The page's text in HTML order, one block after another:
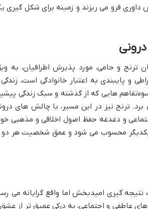
فرو می ریزند و زمینه برای شکل گیری
و حامی، مورد پذیرش اطرافیان، به
و پایبندی به اعتبار خانوادگی است،
هایی که از گذشته و سبک زندگی
ترنج نیز در این مسیر، با چالش های
و دغدغه حفظ اصول اخلاقی و مذهبی
یکدیگر محسوب می شود و عمق شخصیت هر دو
گیری امیدبخش اما واقع گرایانه می
عاطفی و اجتماعی، به درکی عمیق تر از